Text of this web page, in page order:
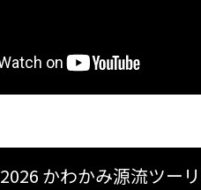
2026 かわかみ源流ツー